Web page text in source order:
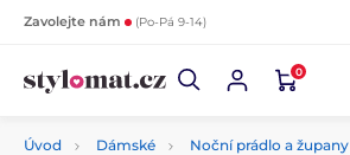
Zavolejte nám (Po-Pá 9-14)
0
Úvod Dámské Noční prádlo a župany